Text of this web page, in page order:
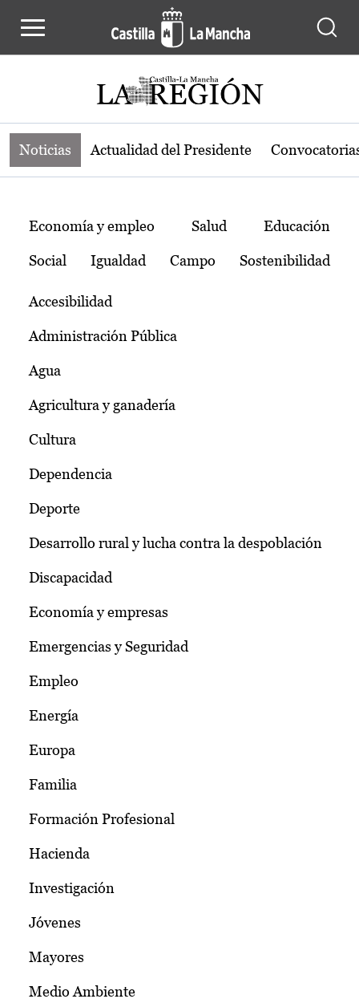
Noticias de la región de Castilla-La
Noticias Actualidad del Presidente
Temas
Economía y empleo Salud Educación
Social Igualdad Campo Sostenibilidad
Accesibilidad
Administración Pública
Agua
Agricultura y ganadería
Cultura
Dependencia
Deporte
Desarrollo rural y lucha contra la despoblación
Discapacidad
Economía y empresas
Emergencias y Seguridad
Empleo
Energía
Europa
Familia
Formación Profesional
Hacienda
Investigación
Jóvenes
Mayores
Medio Ambiente